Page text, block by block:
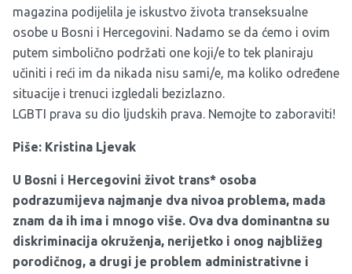
magazina podijelila je iskustvo života transeksualne
osobe u Bosni i Hercegovini. Nadamo se da ćemo i ovim
putem simbolično podržati one koji/e to tek planiraju
učiniti i reći im da nikada nisu sami/e, ma koliko određene
situacije i trenuci izgledali bezizlazno.
LGBTI prava su dio ljudskih prava. Nemojte to zaboraviti!
Piše: Kristina Ljevak
U Bosni i Hercegovini život trans* osoba
podrazumijeva najmanje dva nivoa problema, mada
znam da ih ima i mnogo više. Ova dva dominantna su
diskriminacija okruženja, nerijetko i onog najbližeg
porodičnog, a drugi je problem administrativne i